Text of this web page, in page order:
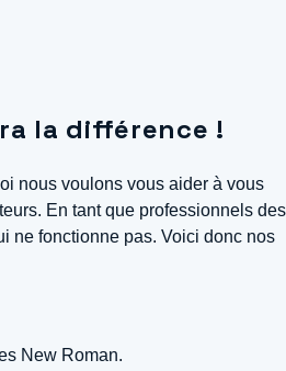
la différence !
nous voulons vous aider à vous
En tant que professionnels des
ne fonctionne pas. Voici donc nos
New Roman.